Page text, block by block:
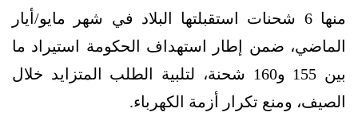
منها 6 شحنات استقبلتها البلاد في شهر مايو/أيار
الماضي، ضمن إطار استهداف الحكومة استيراد ما
بين 155 و160 شحنة، لتلبية الطلب المتزايد خلال
الصيف، ومنع تكرار أزمة الكهرباء.